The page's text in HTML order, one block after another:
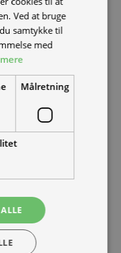
0121
Ved at bruge
samtykke til
med
Målretning